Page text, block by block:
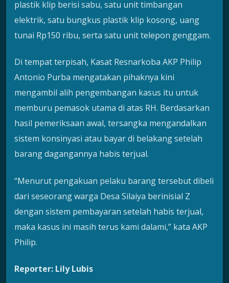
plastik klip berisi sabu, satu unit timbangan
elektrik, satu bungkus plastik klip kosong, uang
tunai Rp150 ribu, serta satu unit telepon genggam.
Di tempat terpisah, Kasat Resnarkoba AKP Philip
Antonio Purba mengatakan pihaknya kini
mengambil alih pengembangan kasus itu untuk
memburu pemasok utama di atas RH. Berdasarkan
hasil pemeriksaan awal, tersangka mengandalkan
sistem konsinyasi atau bayar di belakang setelah
barang dagangannya habis terjual.
“Menurut pengakuan pelaku barang tersebut dibeli
dari seseorang warga Desa Silaiya berinisial Z
dengan sistem pembayaran setelah habis terjual,
maka kasus ini masih terus kami dalami,” kata AKP
Philip.
Reporter: Lily Lubis